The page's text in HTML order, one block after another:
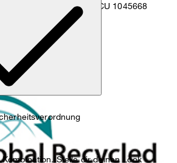
by Control Union CU 1045668
Stelle dir deinen Look